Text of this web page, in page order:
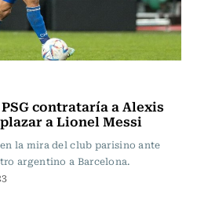
contrataría a Alexis
a Lionel Messi
la mira del club parisino ante
argentino a Barcelona.